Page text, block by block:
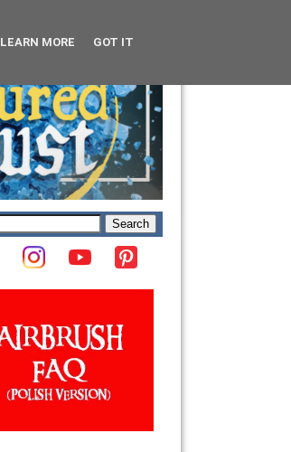
LEARN MORE GOT IT